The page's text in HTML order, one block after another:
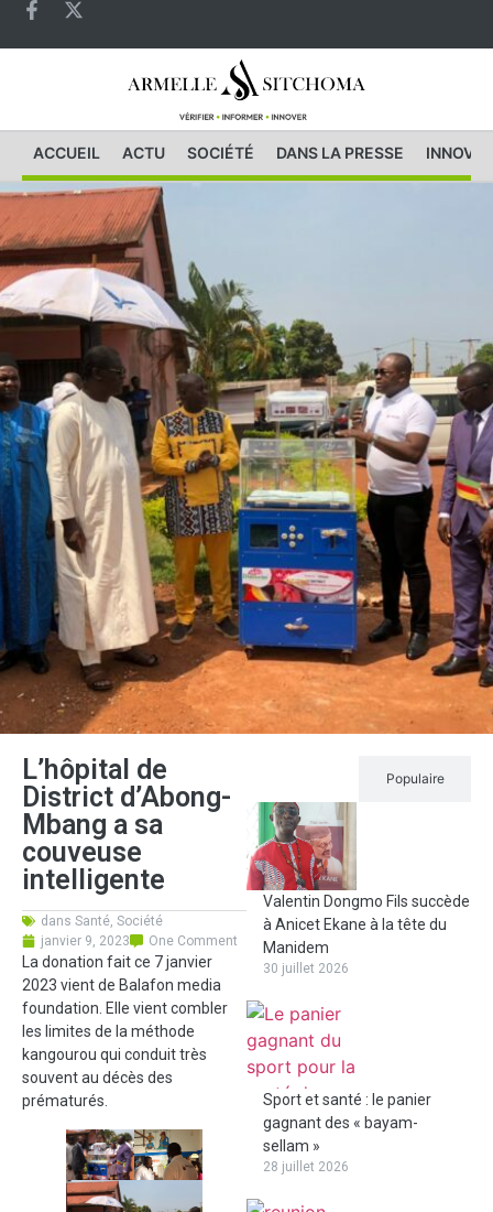
ACCUEIL ACTU SOCIÉTÉ DANS LA PRESSE
L’hôpital de
District d’Abong-
Mbang a sa
couveuse
intelligente
dans Santé, Société
janvier 9, 2023
One Comment
La donation fait ce 7 janvier
2023 vient de Balafon media
foundation. Elle vient combler
les limites de la méthode
kangourou qui conduit très
souvent au décès des
prématurés.
Populaire
Valentin Dongmo Fils succède
à Anicet Ekane à la tête du
Manidem
30 juillet 2026
Sport et santé : le panier
gagnant des « bayam-
sellam »
28 juillet 2026